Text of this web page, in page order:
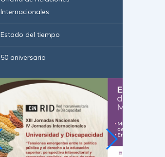
Internacionales
Estado del tiempo
50 aniversario